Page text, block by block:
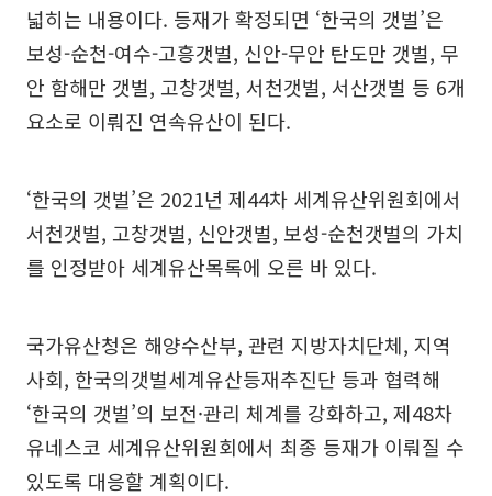
넓히는 내용이다. 등재가 확정되면 ‘한국의 갯벌’은
보성-순천-여수-고흥갯벌, 신안-무안 탄도만 갯벌, 무
안 함해만 갯벌, 고창갯벌, 서천갯벌, 서산갯벌 등 6개
요소로 이뤄진 연속유산이 된다.
‘한국의 갯벌’은 2021년 제44차 세계유산위원회에서
서천갯벌, 고창갯벌, 신안갯벌, 보성-순천갯벌의 가치
를 인정받아 세계유산목록에 오른 바 있다.
국가유산청은 해양수산부, 관련 지방자치단체, 지역
사회, 한국의갯벌세계유산등재추진단 등과 협력해
‘한국의 갯벌’의 보전·관리 체계를 강화하고, 제48차
유네스코 세계유산위원회에서 최종 등재가 이뤄질 수
있도록 대응할 계획이다.